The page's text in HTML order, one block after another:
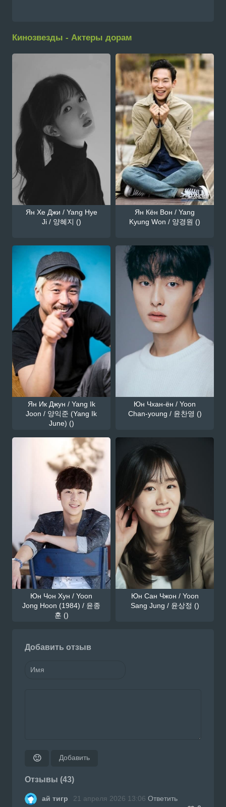
Кинозвезды - Актеры дорам
Ян Хе Джи / Yang Hye
Ji / 양혜지 ()
Ян Кён Вон / Yang
Kyung Won / 양경원 ()
Ян Ик Джун / Yang Ik
Joon / 양익준 (Yang Ik
June) ()
Юн Чхан-ён / Yoon
Chan-young / 윤찬영 ()
Юн Чон Хун / Yoon
Jong Hoon (1984) / 윤종
훈 ()
Юн Сан Чжон / Yoon
Sang Jung / 윤상정 ()
Добавить отзыв
🙂 Добавить
Отзывы (43)
ай тигр 21 апреля 2026 13:06 Ответить